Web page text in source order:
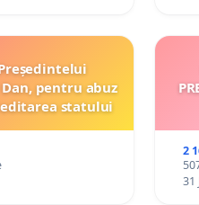
pentru abuz
statului
2
31